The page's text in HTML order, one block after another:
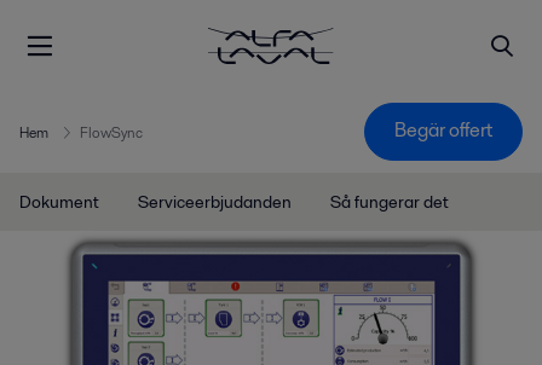
Hem FlowSync Begär offert
Dokument Serviceerbjudanden Så fungerar det